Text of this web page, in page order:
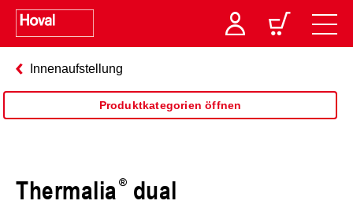
Innenaufstellung
Produktkategorien öffnen
Thermalia dual